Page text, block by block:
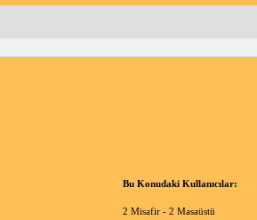
Bu Konudaki Kullanıcılar:
2 Misafir - 2 Masaüstü